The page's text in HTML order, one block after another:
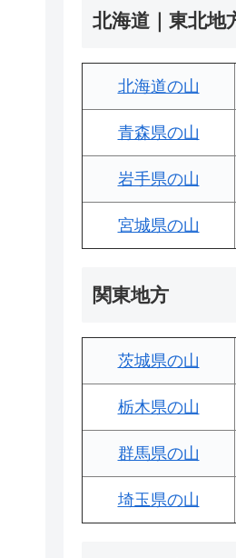
北海道｜東北地
北海道の山
青森県の山
岩手県の山
宮城県の山
関東地方
茨城県の山
栃木県の山
群馬県の山
埼玉県の山